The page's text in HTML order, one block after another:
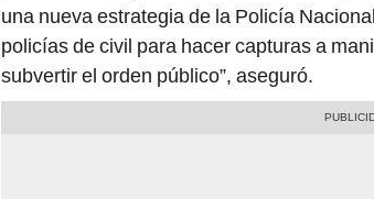
una nueva estrategia de la Policía
policías de civil para hacer capturas a
subvertir el orden público”, aseguró.